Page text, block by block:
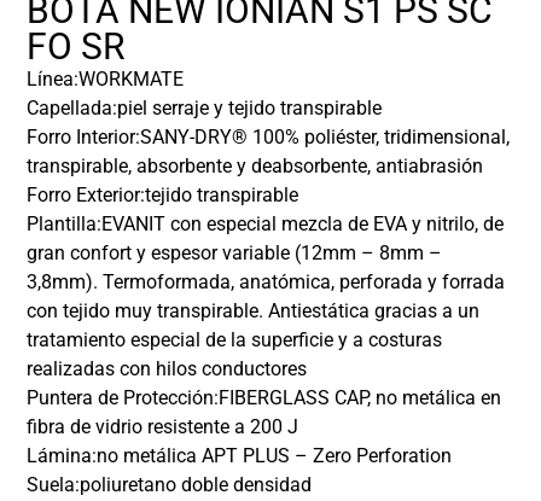
BOTA NEW IONIAN S1 PS SC
FO SR
Línea:WORKMATE
Capellada:piel serraje y tejido transpirable
Forro Interior:SANY-DRY® 100% poliéster, tridimensional,
transpirable, absorbente y deabsorbente, antiabrasión
Forro Exterior:tejido transpirable
Plantilla:EVANIT con especial mezcla de EVA y nitrilo, de
gran confort y espesor variable (12mm – 8mm –
3,8mm). Termoformada, anatómica, perforada y forrada
con tejido muy transpirable. Antiestática gracias a un
tratamiento especial de la superficie y a costuras
realizadas con hilos conductores
Puntera de Protección:FIBERGLASS CAP, no metálica en
fibra de vidrio resistente a 200 J
Lámina:no metálica APT PLUS – Zero Perforation
Suela:poliuretano doble densidad